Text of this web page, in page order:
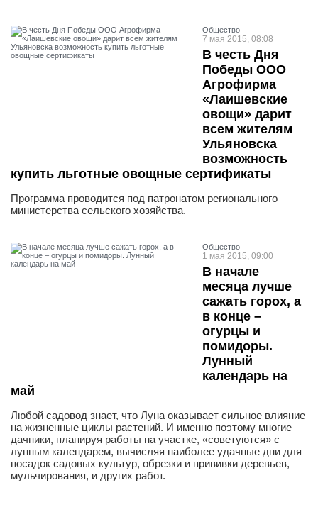
Общество
7 мая 2015, 08:08
В честь Дня
Победы ООО
Агрофирма
«Лаишевские
овощи» дарит
всем жителям
Ульяновска
возможность
купить льготные овощные сертификаты
Программа проводится под патронатом регионального
министерства сельского хозяйства.
Общество
1 мая 2015, 09:00
В начале
месяца лучше
сажать горох, а
в конце –
огурцы и
помидоры.
Лунный
календарь на
май
Любой садовод знает, что Луна оказывает сильное влияние
на жизненные циклы растений. И именно поэтому многие
дачники, планируя работы на участке, «советуются» с
лунным календарем, вычисляя наиболее удачные дни для
посадок садовых культур, обрезки и прививки деревьев,
мульчирования, и других работ.